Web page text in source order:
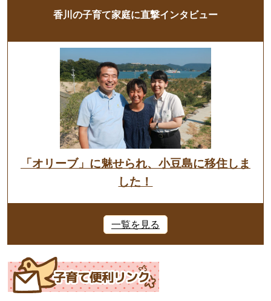
香川の子育て家庭に直撃インタビュー
「オリーブ」に魅せられ、小豆島に移住しま
した！
一覧を見る